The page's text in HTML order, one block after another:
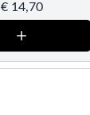
€14,70